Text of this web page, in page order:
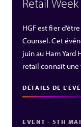
HGF est fier
Counsel. Cet
juin au Ham Yard
retail connaît
DÉTAILS DE
EVENT - 5TH